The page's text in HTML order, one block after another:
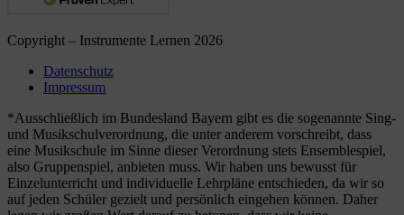
Copyright – Instrumente Lernen 2026
Datenschutz
Impressum
*Ausschließlich im Bundesland Bayern gibt es die sogenannte Sing-
und Musikschulverordnung, die unter anderem vorschreibt, dass
eine Musikschule im Sinne dieser Verordnung stets Ensemblespiel,
also Gruppenspiel, anbieten muss. Wir haben uns bewusst für
Einzelunterricht und individuelle Lehrpläne entschieden, da wir so
auf jeden Schüler gezielt und persönlich eingehen können. Daher